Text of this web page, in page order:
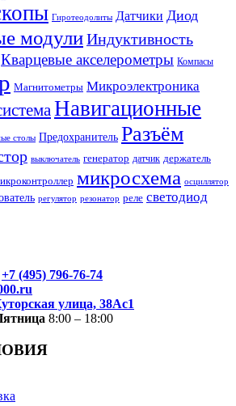
Гиротеодолиты Датчики Диод
модулиИндуктивность
Кварцевые акселерометры Компасы
Магнитометры Микроэлектроника
Навигационные
столы Предохранитель Разъём
выключатель генератор датчик держатель
микросхема осциллятор
регулятор резонатор реле светодиод
+7 (495) 796-76-74
улица, 38Ас1
8:00 – 18:00